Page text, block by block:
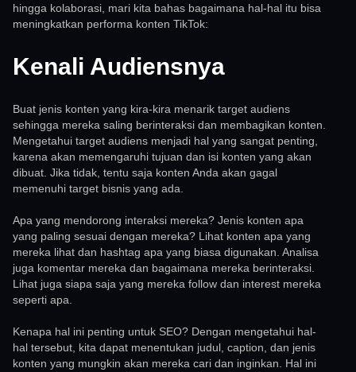
hingga kolaborasi, mari kita bahas bagaimana hal-hal itu bisa
meningkatkan performa konten TikTok:
Kenali Audiensnya
Buat jenis konten yang kira-kira menarik target audiens
sehingga mereka saling berinteraksi dan membagikan konten.
Mengetahui target audiens menjadi hal yang sangat penting,
karena akan memengaruhi tujuan dan isi konten yang akan
dibuat. Jika tidak, tentu saja konten Anda akan gagal
memenuhi target bisnis yang ada.
Apa yang mendorong interaksi mereka? Jenis konten apa
yang paling sesuai dengan mereka? Lihat konten apa yang
mereka lihat dan hashtag apa yang biasa digunakan. Analisa
juga komentar mereka dan bagaimana mereka berinteraksi.
Lihat juga siapa saja yang mereka follow dan interest mereka
seperti apa.
Kenapa hal ini penting untuk SEO? Dengan mengetahui hal-
hal tersebut, kita dapat menentukan judul, caption, dan jenis
konten yang mungkin akan mereka cari dan inginkan. Hal ini